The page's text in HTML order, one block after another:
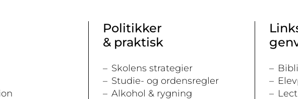
Politikker
& praktisk
Skolens strategier
Studie- og ordensregler
Alkohol & rygning